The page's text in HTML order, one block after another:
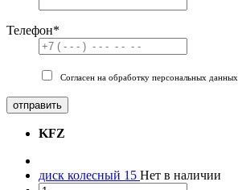
Телефон*
Согласен на обработку персональных данных
отправить
KFZ
диск колесный 15 Нет в наличии